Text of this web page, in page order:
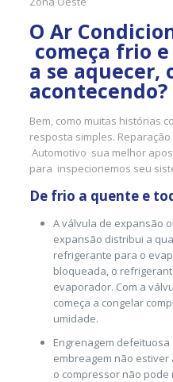
O Ar
começa frio
a se aquecer,
acontecendo?
Bem, como muitas histórias
resposta simples.
Automotivo sua melhor
para inspecionemos seu
De frio a quente e
A válvula de expansão
expansão distribui a
refrigerante para o
bloqueada, o
evaporador. Com a
começa a congelar
umidade.
Engrenagem defeituosa
embreagem não
o compressor não